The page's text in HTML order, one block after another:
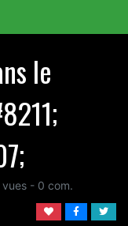
le
- 0 com.